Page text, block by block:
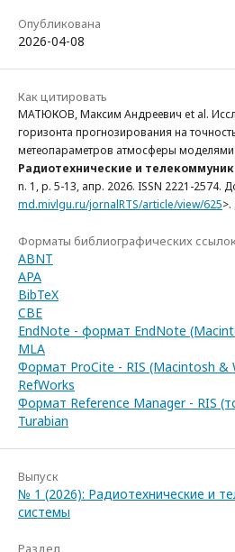
Опубликована
2026-04-08
Как цитировать
МАТЮКОВ, Максим Андреевич et al.
горизонта прогнозирования на
метеопараметров атмосферы
Радиотехнические и
n. 1, p. 5-13, апр. 2026. ISSN 2221-2574.
md.mivlgu.ru/jornalRTS/article/view/625>.
Форматы библиографических
ABNT
APA
BibTeX
CBE
EndNote - формат EndNote
MLA
Формат ProCite - RIS (Macintosh &
RefWorks
Формат Reference Manager - RIS
Turabian
Выпуск
№ 1 (2026): Радиотехнические и
системы
Раздел